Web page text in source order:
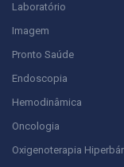
Laboratório
Imagem
Pronto Saúde
Endoscopia
Hemodinâmica
Oncologia
Oxigenoterapia